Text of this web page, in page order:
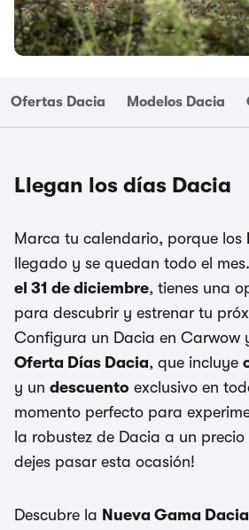
Ofertas Dacia Modelos Dacia
Llegan los días Dacia
Marca tu calendario, porque los
llegado y se quedan todo el mes.
el 31 de diciembre, tienes una
para descubrir y estrenar tu
Configura un Dacia en Carwow
Oferta Días Dacia, que incluye
y un descuento exclusivo en
momento perfecto para
la robustez de Dacia a un precio
dejes pasar esta ocasión!
Descubre la Nueva Gama Dacia